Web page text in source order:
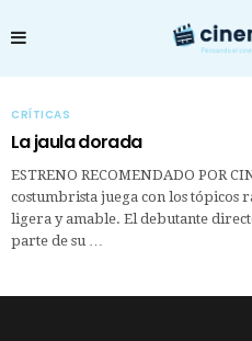
CRÍTICAS
La jaula dorada
ESTRENO RECOMENDADO POR
costumbrista juega con los tópicos
ligera y amable. El debutante
parte de su …